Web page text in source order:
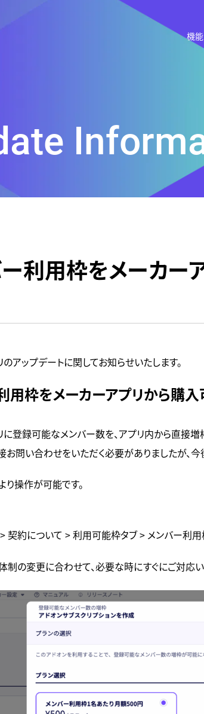
機能
利用枠をメーカー
アップデートに関してお知らせいたします。
用枠をメーカーアプリから購入
に登録可能なメンバー数を、アプリ内から直接増
お問い合わせをいただく必要がありましたが、
操作が可能です。
契約について > 利用可能枠タブ > メンバー利
制の変更に合わせて、必要な時にすぐにご対応い